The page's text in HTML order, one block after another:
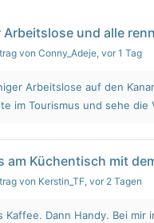
Arbeitslose und alle
von Conny_Adeje, vor 1 Tag
Arbeitslose auf den
im Tourismus und sehe die
am Küchentisch mit
von Kerstin_TF, vor 2 Tagen
Kaffee. Dann Handy. Bei mir